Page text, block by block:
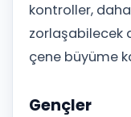
kontroller,
zorlaşabilecek
çene büyüme
Gençler